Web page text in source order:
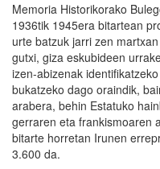
Memoria Historikorako
1936tik 1945era bitartean
urte batzuk jarri zen
gutxi, giza eskubideen
izen-abizenak
bukatzeko dago oraindik,
arabera, behin Estatuko
gerraren eta frankismoaren
bitarte horretan Irunen
3.600 da.